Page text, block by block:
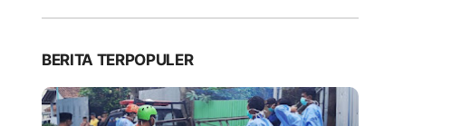
BERITA TERPOPULER